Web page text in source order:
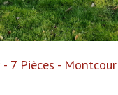
- 7 Pièces -